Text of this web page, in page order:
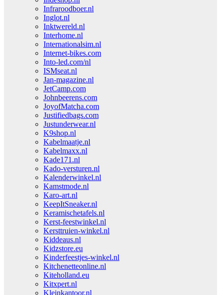
Infraroodboer.nl
Inglot.nl
Inktwereld.nl
Interhome.nl
Internationalsim.nl
Internet-bikes.com
Into-led.com/nl
ISMseat.nl
Jan-magazine.nl
JetCamp.com
Johnbeerens.com
JoyofMatcha.com
Justifiedbags.com
Justunderwear.nl
K9shop.nl
Kabelmaatje.nl
Kabelmaxx.nl
Kade171.nl
Kado-versturen.nl
Kalenderwinkel.nl
Kamstmode.nl
Karo-art.nl
KeepItSneaker.nl
Keramischetafels.nl
Kerst-feestwinkel.nl
Kersttruien-winkel.nl
Kiddeaus.nl
Kidzstore.eu
Kinderfeestjes-winkel.nl
Kitchenetteonline.nl
Kiteholland.eu
Kitxpert.nl
Kleinkantoor.nl